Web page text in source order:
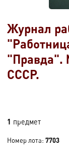
Журнал
"Правда".
СССР.
1 предмет
Номер лота: 7703